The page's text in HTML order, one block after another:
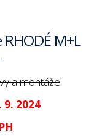
M+L
a montáže
9. 2024